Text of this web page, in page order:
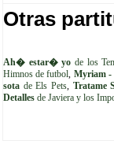
Otras
Ah� estar� yo de los
Himnos de futbol, Myriam -
sota de Els Pets, Tratame
Detalles de Javiera y los